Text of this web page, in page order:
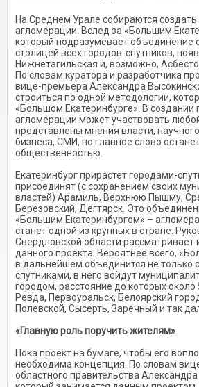
На Среднем Урале собираются
агломерации. Вслед за «Большим
который подразумевает объединение
столицей всех городов-спутников,
Нижнетагильская и, возможно,
По словам куратора и разработчика
вице-премьера Александра
строиться по одной методологии,
«Большом Екатеринбурге». В создании
агломерации может участвовать
представлены мнения влас­ти,
бизнеса, СМИ, но главное слово
общественностью.
Екатеринбург прирастет городами-
присоединят (с сохранением своих
властей) Арамиль, Верхнюю Пышму,
Березовский, Дегтярск. Это
«Большим Екатеринбургом» –
станет одной из крупных в стране.
Свердловской области
данного проекта. Вероятнее всего,
в дальнейшем объединится не только
спутниками, в него войдут
городом, расстояние до которых
Ревда, Первоуральск, Белоярский
Полевской, Сысерть, Заречный и так
«Главную роль поручить жителям»
Пока проект на бумаге, чтобы его
необходима концепция. По словам
областного правительства